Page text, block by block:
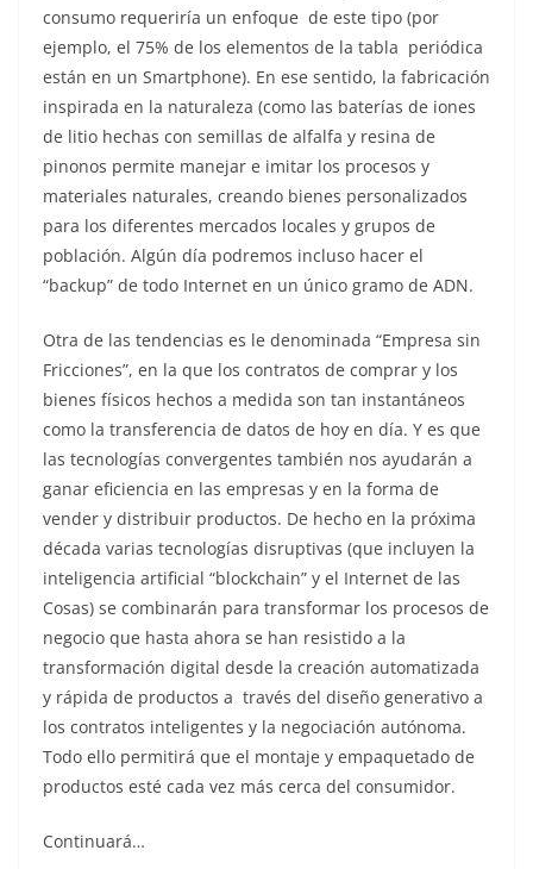
consumo requeriría un enfoque de este tipo (por
ejemplo, el 75% de los elementos de la tabla periódica
están en un Smartphone). En ese sentido, la fabricación
inspirada en la naturaleza (como las baterías de iones
de litio hechas con semillas de alfalfa y resina de
pinonos permite manejar e imitar los procesos y
materiales naturales, creando bienes personalizados
para los diferentes mercados locales y grupos de
población. Algún día podremos incluso hacer el
“backup” de todo Internet en un único gramo de ADN.
Otra de las tendencias es le denominada “Empresa sin
Fricciones”, en la que los contratos de comprar y los
bienes físicos hechos a medida son tan instantáneos
como la transferencia de datos de hoy en día. Y es que
las tecnologías convergentes también nos ayudarán a
ganar eficiencia en las empresas y en la forma de
vender y distribuir productos. De hecho en la próxima
década varias tecnologías disruptivas (que incluyen la
inteligencia artificial “blockchain” y el Internet de las
Cosas) se combinarán para transformar los procesos de
negocio que hasta ahora se han resistido a la
transformación digital desde la creación automatizada
y rápida de productos a través del diseño generativo a
los contratos inteligentes y la negociación autónoma.
Todo ello permitirá que el montaje y empaquetado de
productos esté cada vez más cerca del consumidor.
Continuará…